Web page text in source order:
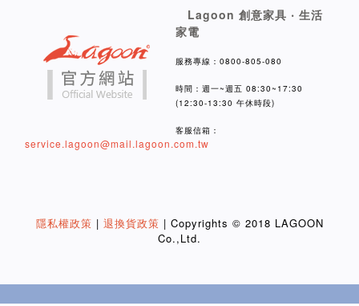
Lagoon 創意家具 ‧ 生活
家電
服務專線：0800-805-080
時間：週一~週五 08:30~17:30
(12:30-13:30 午休時段)
客服信箱：
service.lagoon@mail.lagoon.com.tw
隱私權政策 | 退換貨政策 | Copyrights © 2018 LAGOON
Co.,Ltd.